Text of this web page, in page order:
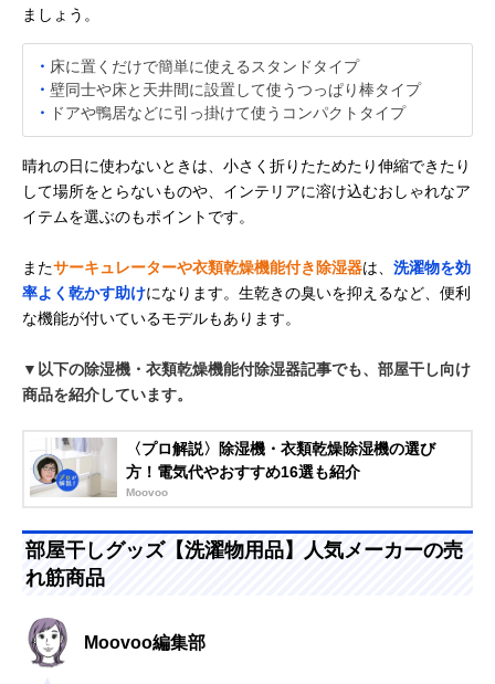
ましょう。
・ 床に置くだけで簡単に使えるスタンドタイプ
・ 壁同士や床と天井間に設置して使うつっぱり棒タイプ
・
ドアや鴨居などに引っ掛けて使うコンパクトタイプ
晴れの日に使わないときは、小さく折りたためたり伸縮できたり
して場所をとらないものや、インテリアに溶け込むおしゃれなア
イテムを選ぶのもポイントです。
またサーキュレーターや衣類乾燥機能付き除湿器は、 洗濯物を効
率よく乾かす助けになります。生乾きの臭いを抑えるなど、便利
な機能が付いているモデルもあります。
▼以下の除湿機・衣類乾燥機能付除湿器記事でも、部屋干し向け
商品を紹介しています。
〈プロ解説〉除湿機・衣類乾燥除湿機の選び
方！電気代やおすすめ16選も紹介
Moovoo
部屋干しグッズ【洗濯物用品】人気メーカーの売
れ筋商品
Moovoo編集部